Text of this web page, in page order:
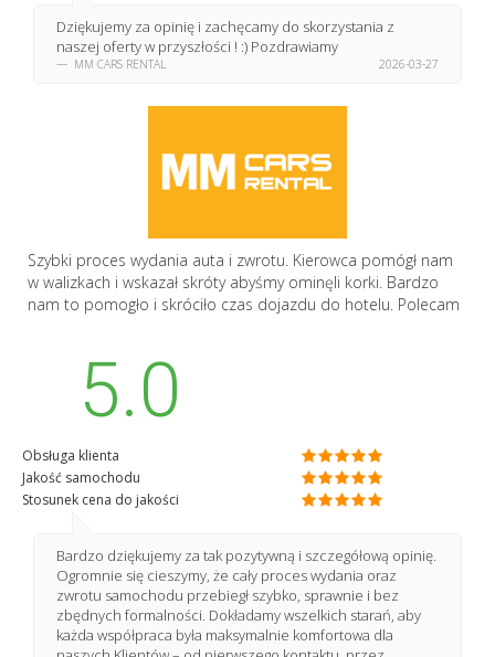
Dziękujemy za opinię i zachęcamy do skorzystania z
naszej oferty w przyszłości ! :) Pozdrawiamy
MM CARS RENTAL 2026-03-27
Szybki proces wydania auta i zwrotu. Kierowca pomógł nam
w walizkach i wskazał skróty abyśmy ominęli korki. Bardzo
nam to pomogło i skróciło czas dojazdu do hotelu. Polecam
5.0
Obsługa klienta
Jakość samochodu
Stosunek cena do jakości
Bardzo dziękujemy za tak pozytywną i szczegółową opinię.
Ogromnie się cieszymy, że cały proces wydania oraz
zwrotu samochodu przebiegł szybko, sprawnie i bez
zbędnych formalności. Dokładamy wszelkich starań, aby
każda współpraca była maksymalnie komfortowa dla